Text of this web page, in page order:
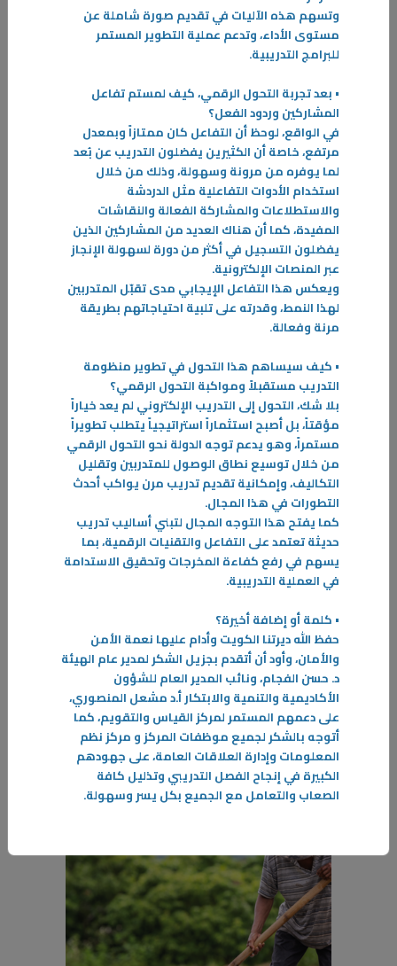
"التطبيقي" وجاهزية الملاجئ خطط استباقية وإجراءات متكاملة لضمان
سلامة المنتسبين في حالات الطوارئ
في ظل التحديات والمتغيرات المتسارعة، تواصل الهيئة العامة للتعليم
التطبيقي والتدريب تعزيز جاهزيتها لمواجهة مختلف حالات الطوارئ،
ما بين صوت الحرب وصوت الطمأنينة… كيف نحمي صحتنا النفسية في زمن
في ظل ما يمر به العالم من توترات وأزمات متسارعة تبقى الصحة النفسية
أحد أهم عناصر التوازن الإنساني وبالأخص داخل الأسرة ويزداد أهمية هذا
الجانب عندما يتعلق الأمر لدى الأطفال وهم الفئة الأكثر حساسية والتأثير
وتسهم هذه الآليات في تقديم صورة شاملة عن
مستوى الأداء، وتدعم عملية التطوير المستمر
للبرامج التدريبية.
• بعد تجربة التحول الرقمي، كيف لمستم تفاعل
المشاركين وردود الفعل؟
في الواقع، لوحظ أن التفاعل كان ممتازاً وبمعدل
مرتفع، خاصة أن الكثيرين يفضلون التدريب عن بُعد
لما يوفره من مرونة وسهولة، وذلك من خلال
استخدام الأدوات التفاعلية مثل الدردشة
والاستطلاعات والمشاركة الفعالة والنقاشات
المفيدة، كما أن هناك العديد من المشاركين الذين
يفضلون التسجيل في أكثر من دورة لسهولة الإنجاز
عبر المنصات الإلكترونية.
ويعكس هذا التفاعل الإيجابي مدى تقبّل المتدربين
لهذا النمط، وقدرته على تلبية احتياجاتهم بطريقة
مرنة وفعالة.
• كيف سيساهم هذا التحول في تطوير منظومة
التدريب مستقبلاً ومواكبة التحول الرقمي؟
بلا شك، التحول إلى التدريب الإلكتروني لم يعد خياراً
مؤقتاً، بل أصبح استثماراً استراتيجياً يتطلب تطويراً
مستمراً، وهو يدعم توجه الدولة نحو التحول الرقمي
من خلال توسيع نطاق الوصول للمتدربين وتقليل
التكاليف، وإمكانية تقديم تدريب مرن يواكب أحدث
التطورات في هذا المجال.
كما يفتح هذا التوجه المجال لتبني أساليب تدريب
حديثة تعتمد على التفاعل والتقنيات الرقمية، بما
يسهم في رفع كفاءة المخرجات وتحقيق الاستدامة
في العملية التدريبية.
• كلمة أو إضافة أخيرة؟
حفظ الله ديرتنا الكويت وأدام عليها نعمة الأمن
والأمان، وأود أن أتقدم بجزيل الشكر لمدير عام الهيئة
د. حسن الفجام، ونائب المدير العام للشؤون
الأكاديمية والتنمية والابتكار أ.د مشعل المنصوري،
على دعمهم المستمر لمركز القياس والتقويم، كما
أتوجه بالشكر لجميع موظفات المركز و مركز نظم
المعلومات وإدارة العلاقات العامة، على جهودهم
الكبيرة في إنجاح الفصل التدريبي وتذليل كافة
الصعاب والتعامل مع الجميع بكل يسر وسهولة.